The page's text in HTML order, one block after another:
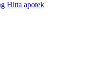
Hitta apotek